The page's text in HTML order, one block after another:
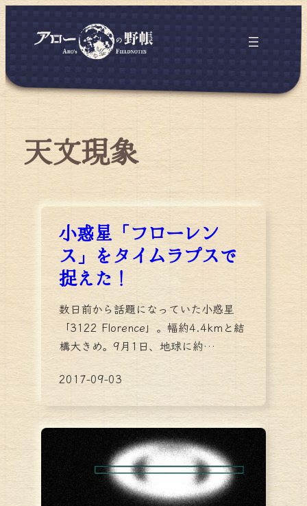
天文現象
小惑星「フローレン
ス」をタイムラプスで
捉えた！
数日前から話題になっていた小惑星
「3122 Florence」。幅約4.4kmと結
構大きめ。9月1日、地球に約…
2017-09-03